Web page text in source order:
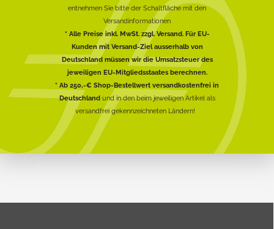
entnehmen Sie bitte der Schaltfläche mit den
Versandinformationen
* Alle Preise inkl. MwSt. zzgl. Versand. Für EU-
Kunden mit Versand-Ziel ausserhalb von
Deutschland müssen wir die Umsatzsteuer des
jeweiligen EU-Mitgliedsstaates berechnen.
* Ab 250,-€ Shop-Bestellwert versandkostenfrei in
Deutschlandund in den beim jeweiligen Artikel als
versandfrei gekennzeichneten Ländern!